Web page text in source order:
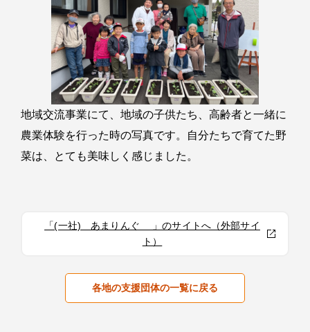
地域交流事業にて、地域の子供たち、高齢者と一緒に
農業体験を行った時の写真です。自分たちで育てた野
菜は、とても美味しく感じました。
「(一社) あまりんぐ 」のサイトへ（外部サイ
ト）
各地の支援団体の一覧に戻る